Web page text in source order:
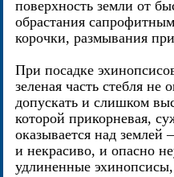
поверхность земли от
обрастания
корочки, размывания
При посадке
зеленая часть стебля не
допускать и слишком
которой прикорневая,
оказывается над
и некрасиво, и опасно
удлиненные